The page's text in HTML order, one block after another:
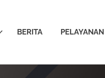
BERITA PELAYANAN